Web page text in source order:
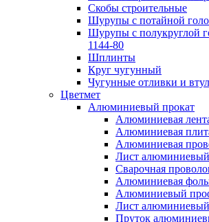
Скобы строительные
Шурупы с потайной
Шурупы с полукруглой
1144-80
Шплинты
Круг чугунный
Чугунные отливки и
Цветмет
Алюминиевый прокат
Алюминиевая
Алюминиевая
Алюминиевая
Лист алюминиевый
Сварочная
Алюминиевая
Алюминиевый
Лист
Пруток